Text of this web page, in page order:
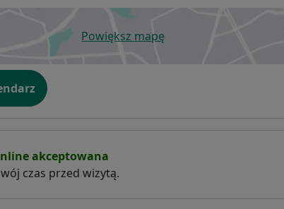
Powiększ mapęotwiera się w nowej karcie
akceptowana
czas przed wizytą.